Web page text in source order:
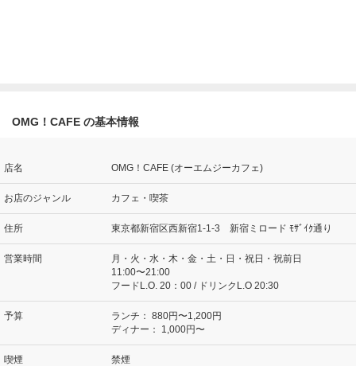
OMG！CAFE の基本情報
店名 OMG！CAFE (オーエムジーカフェ)
お店のジャンル カフェ・喫茶
住所 東京都新宿区西新宿1-1-3 新宿ミロード ﾓｻﾞｲｸ通り
営業時間
月・火・水・木・金・土・日・祝日・祝前日
11:00〜21:00
フードL.O. 20：00 / ドリンクL.O 20:30
予算 ランチ： 880円〜1,200円
ディナー：
1,000円〜
喫煙 禁煙